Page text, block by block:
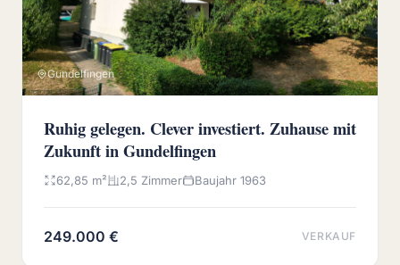
Gundelfingen
Ruhig gelegen. Clever investiert. Zuhause mit
Zukunft in Gundelfingen
62,85 m² 2,5 Zimmer Baujahr 1963
249.000 € VERKAUF